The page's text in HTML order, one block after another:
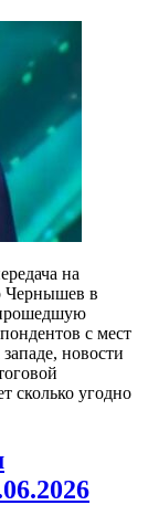
на
Чернышев в
с мест
новости
сколько угодно